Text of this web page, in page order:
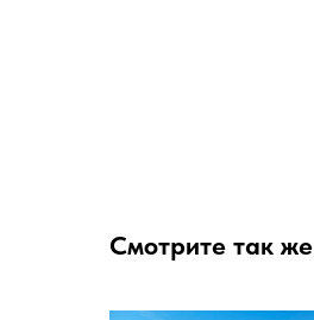
Смотрите так же